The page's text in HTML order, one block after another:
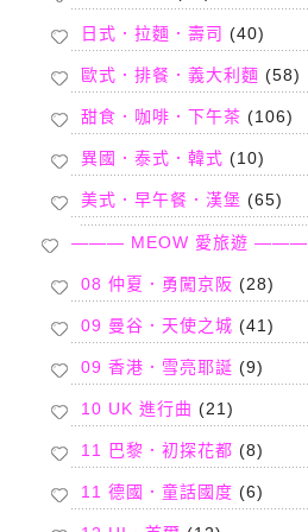
日式．拉麵．壽司 (40)
歐式．排餐．義大利麵 (58)
甜食．咖啡．下午茶 (106)
異國．泰式．韓式 (10)
美式．早午餐．漢堡 (65)
——— MEOW 愛旅遊 ———
08 仲夏．勇闖京阪 (28)
09 曼谷．天使之城 (41)
09 香港．雪亮耶誕 (9)
10 UK 進行曲 (21)
11 巴黎．初探花都 (8)
11 德國．童話國度 (6)